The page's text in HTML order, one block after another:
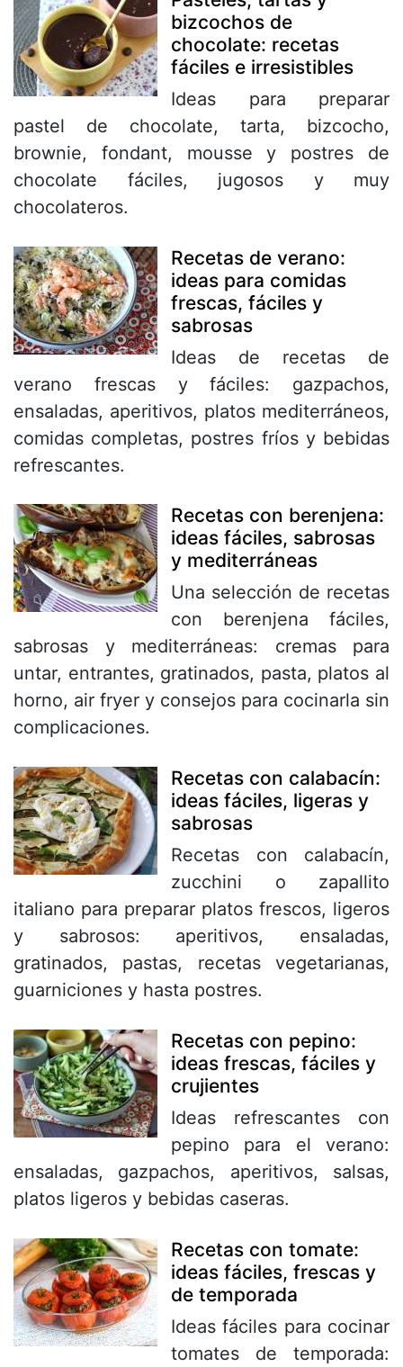
bizcochos de
chocolate: recetas
fáciles e irresistibles
Ideas para preparar
pastel de chocolate, tarta, bizcocho,
brownie, fondant, mousse y postres de
chocolate fáciles, jugosos y muy
chocolateros.
Recetas de verano:
ideas para comidas
frescas, fáciles y
sabrosas
Ideas de recetas de
verano frescas y fáciles: gazpachos,
ensaladas, aperitivos, platos mediterráneos,
comidas completas, postres fríos y bebidas
refrescantes.
Recetas con berenjena:
ideas fáciles, sabrosas
y mediterráneas
Una selección de recetas
con berenjena fáciles,
sabrosas y mediterráneas: cremas para
untar, entrantes, gratinados, pasta, platos al
horno, air fryer y consejos para cocinarla sin
complicaciones.
Recetas con calabacín:
ideas fáciles, ligeras y
sabrosas
Recetas con calabacín,
zucchini o zapallito
italiano para preparar platos frescos, ligeros
y sabrosos: aperitivos, ensaladas,
gratinados, pastas, recetas vegetarianas,
guarniciones y hasta postres.
Recetas con pepino:
ideas frescas, fáciles y
crujientes
Ideas refrescantes con
pepino para el verano:
ensaladas, gazpachos, aperitivos, salsas,
platos ligeros y bebidas caseras.
Recetas con tomate:
ideas fáciles, frescas y
de temporada
Ideas fáciles para cocinar
tomates de temporada: